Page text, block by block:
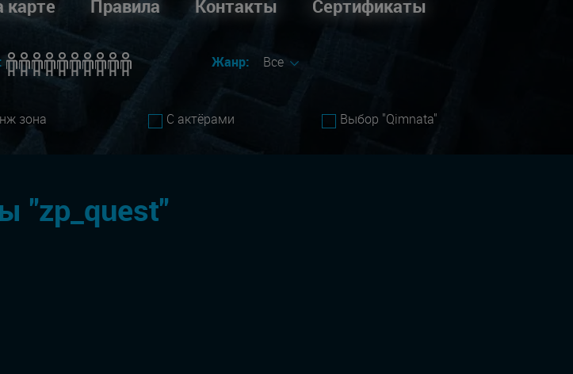
карте Правила Контакты Сертификаты
Жанр: Все
зона С актёрами Выбор "Qimnata"
"zp_quest"